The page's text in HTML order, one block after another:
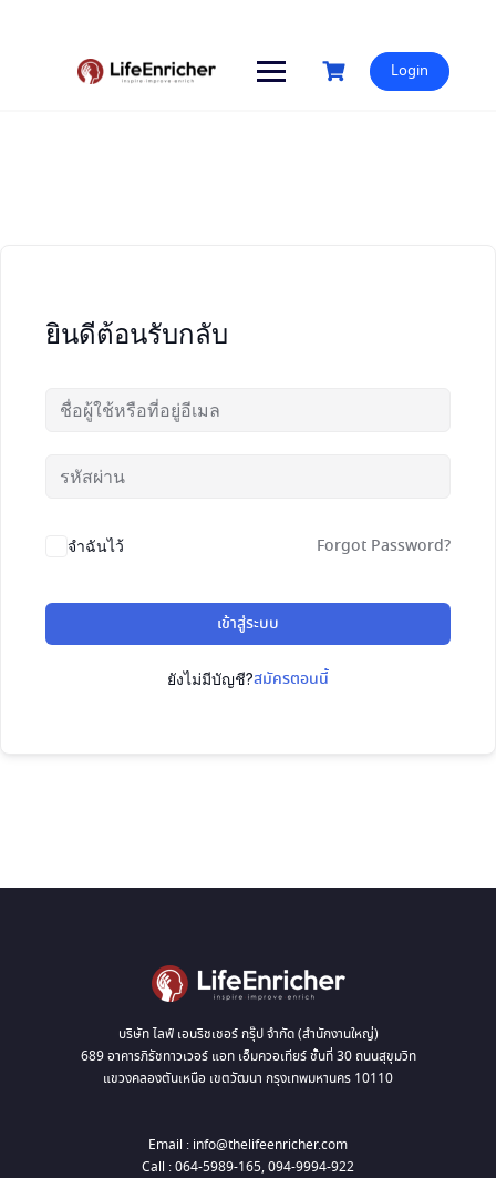
Login
ยินดีต้อนรับกลับ
จำฉันไว้ Forgot Password?
เข้าสู่ระบบ
ยังไม่มีบัญชี?สมัครตอนนี้
บริษัท ไลฟ์ เอนริชเชอร์ กรุ๊ป จำกัด (สำนักงานใหญ่)
689 อาคารภิรัชทาวเวอร์ แอท เอ็มควอเทียร์ ชั้นที่ 30 ถนนสุขุมวิท
แขวงคลองตันเหนือ เขตวัฒนา กรุงเทพมหานคร 10110
Email : info@thelifeenricher.com
Call : 064-5989-165, 094-9994-922